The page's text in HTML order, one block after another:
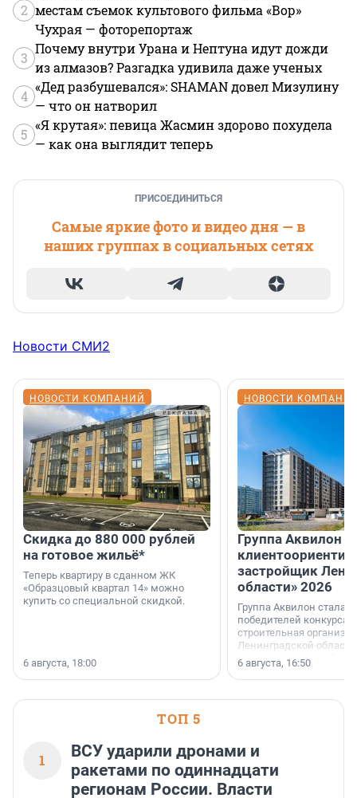
2 местам съемок культового фильма «Вор»
Чухрая — фоторепортаж
3
Почему внутри Урана и Нептуна идут дожди
из алмазов? Разгадка удивила даже ученых
4
«Дед разбушевался»: SHAMAN довел Мизулину
— что он натворил
5
«Я крутая»: певица Жасмин здорово похудела
— как она выглядит теперь
ПРИСОЕДИНИТЬСЯ
Самые яркие фото и видео дня — в
наших группах в социальных сетях
Новости СМИ2
НОВОСТИ КОМПАНИЙ
Скидка до 880 000 рублей
на готовое жильё*
Теперь квартиру в сданном ЖК
«Образцовый квартал 14» можно
купить со специальной скидкой.
6 августа, 18:00
НОВОСТИ
Группа Аквилон
застройщик
области» 2026
Группа Аквилон стала
победителей конкурса
строительная
Ленинградской области
номинации «Самый
застройщик
6 августа, 16:50
ТОП 5
1
ВСУ ударили дронами и
ракетами по одиннадцати
регионам России. Власти